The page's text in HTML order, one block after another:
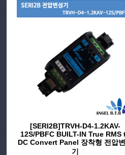
[SERI2B]TRVH-D4-1.2KAV-
12S/PBFC BUILT-IN True RMS
DC Convert Panel 장착형 전압
기